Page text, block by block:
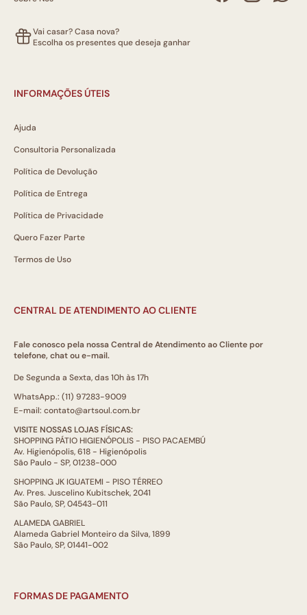
Vai casar? Casa nova?
Escolha os presentes que deseja ganhar
INFORMAÇÕES ÚTEIS
Ajuda
Consultoria Personalizada
Política de Devolução
Política de Entrega
Política de Privacidade
Quero Fazer Parte
Termos de Uso
CENTRAL DE ATENDIMENTO AO CLIENTE
Fale conosco pela nossa Central de Atendimento ao Cliente por
telefone, chat ou e-mail.
De Segunda a Sexta, das 10h às 17h
WhatsApp.: (11) 97283-9009
E-mail: contato@artsoul.com.br
VISITE NOSSAS LOJAS FÍSICAS:
SHOPPING PÁTIO HIGIENÓPOLIS - PISO PACAEMBÚ
Av. Higienópolis, 618 - Higienópolis
São Paulo - SP, 01238-000
SHOPPING JK IGUATEMI - PISO TÉRREO
Av. Pres. Juscelino Kubitschek, 2041
São Paulo, SP, 04543-011
ALAMEDA GABRIEL
Alameda Gabriel Monteiro da Silva, 1899
São Paulo, SP, 01441-002
FORMAS DE PAGAMENTO